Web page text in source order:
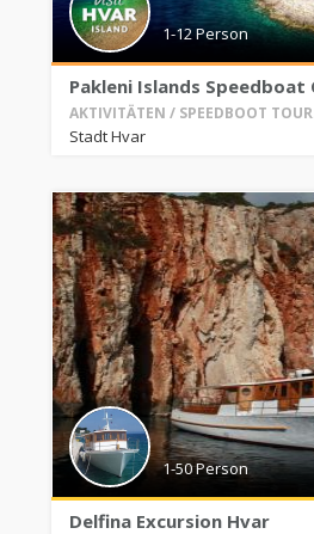
1-12 Person
Pakleni Islands Speedboat
AKTIVITÄTEN / SPEEDBOOT
Stadt Hvar
1-50 Person
Delfina Excursion Hvar